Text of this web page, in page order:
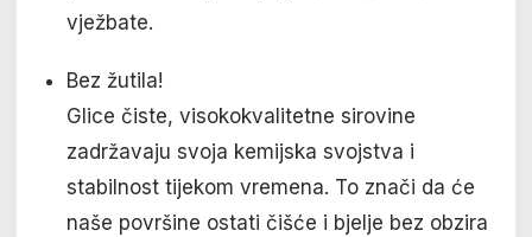
vježbate.
Bez žutila!
Glice čiste, visokokvalitetne sirovine
zadržavaju svoja kemijska svojstva i
stabilnost tijekom vremena. To znači da će
naše površine ostati čišće i bjelje bez obzira